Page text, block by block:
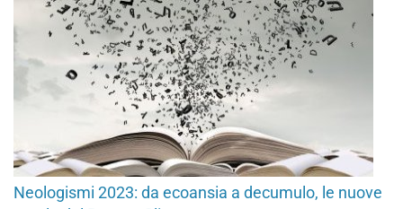
Neologismi 2023: da ecoansia a decumulo, le nuove